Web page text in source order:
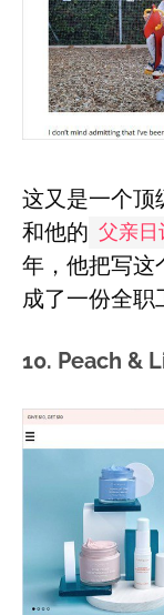
这又是一个顶
和他的 父亲日
年，他把写这
成了一份全职
10. Peach &